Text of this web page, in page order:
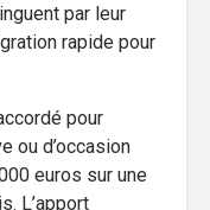
par leur
rapide pour
pour
ou d’occasion
euros sur une
L’apport